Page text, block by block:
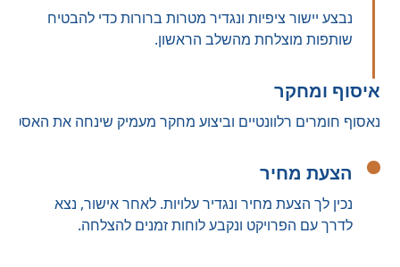
נבצע יישור ציפיות ונגדיר מטרות ברורות כדי להבטיח
שותפות מוצלחת מהשלב הראשון.
איסוף ומחקר
נאסוף חומרים רלוונטיים וביצוע מחקר מעמיק שינחה את
הצעת מחיר
נכין לך הצעת מחיר ונגדיר עלויות. לאחר אישור, נצא
לדרך עם הפרויקט ונקבע לוחות זמנים להצלחה.